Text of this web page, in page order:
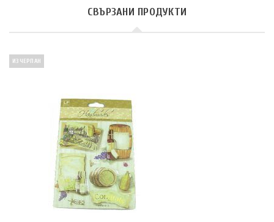
СВЪРЗАНИ ПРОДУКТИ
ИЗЧЕРПАН